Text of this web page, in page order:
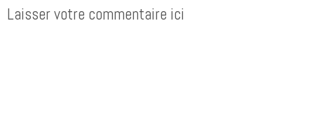
Laisser votre commentaire ici